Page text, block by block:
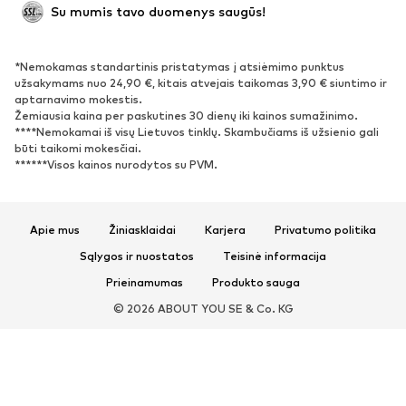
Atviri batai
Išskirtiniai
SPORTAS
Sportiniai drabužiai
AKSESUARAI
Kepurės
Krepšiai ir kuprinės
Su mumis tavo duomenys saugūs!
*Nemokamas standartinis pristatymas į atsiėmimo punktus
užsakymams nuo 24,90 €, kitais atvejais taikomas 3,90 € siuntimo ir
aptarnavimo mokestis.
Žemiausia kaina per paskutines 30 dienų iki kainos sumažinimo.
****Nemokamai iš visų Lietuvos tinklų. Skambučiams iš užsienio gali
būti taikomi mokesčiai.
******Visos kainos nurodytos su PVM.
Apie mus Žiniasklaidai Karjera
Privatumo politika
Sąlygos ir nuostatos
Teisinė informacija
Prieinamumas
Produkto sauga
© 2026 ABOUT YOU SE & Co. KG